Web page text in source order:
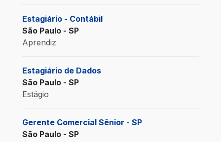
Estagiário - Contábil
São Paulo - SP
Aprendiz
Estagiário de Dados
São Paulo - SP
Estágio
Gerente Comercial Sênior - SP
São Paulo - SP